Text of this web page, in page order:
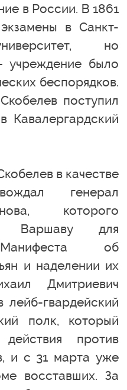
в России. В 1861
в Санкт-
но
учреждение было
беспорядков.
поступил
Кавалергардский
в качестве
генерал
которого
Варшаву для
об
и наделении их
Дмитриевич
гвардейский
полк, который
против
и с 31 марта уже
восставших. За